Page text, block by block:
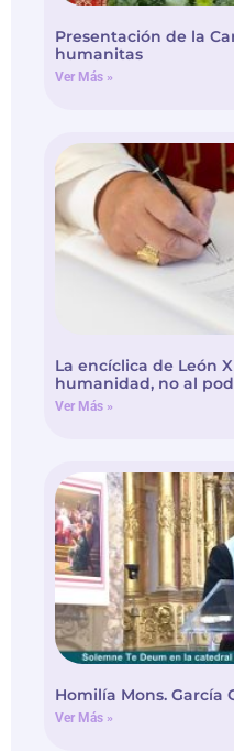
Presentación de la
humanitas
Ver Más »
La encíclica de León
humanidad, no al
Ver Más »
Homilía Mons. García
Ver Más »